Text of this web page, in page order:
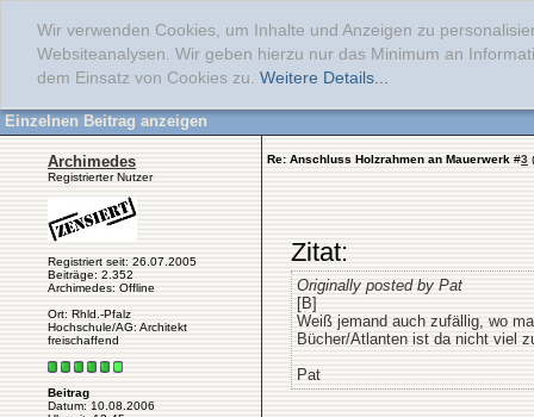
Wir verwenden Cookies, um Inhalte und Anzeigen zu
Websiteanalysen. Wir geben hierzu nur das Minimum an
dem Einsatz von Cookies zu. Weitere Details...
Einzelnen Beitrag anzeigen
Archimedes
Registrierter Nutzer
Registriert seit: 26.07.2005
Beiträge: 2.352
Archimedes: Offline
Ort: Rhld.-Pfalz
Hochschule/AG: Architekt
freischaffend
Beitrag
Datum: 10.08.2006
Re: Anschluss Holzrahmen an Mauerwerk #3 (
Zitat:
Originally posted by Pat
[B]
Weiß jemand auch zufällig, wo
Bücher/Atlanten ist da nicht viel
Pat